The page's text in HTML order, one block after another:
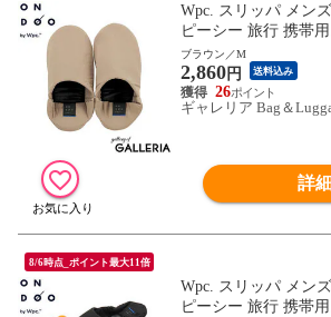
Wpc. スリッパ メン
ピーシー 旅行 携帯
み 収納袋 洗濯可 ル
入学式 卒業式 オフィ
スリッパ NT012-001-
ブラウン／M
2,860円 送料込み
26
ギャレリア Bag＆
詳
8/6時点_ポイント最大11倍
Wpc. スリッパ メン
ピーシー 旅行 携帯